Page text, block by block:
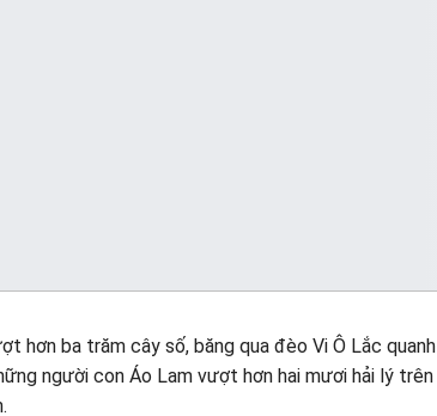
hơn ba trăm cây số, băng qua đèo Vi Ô Lắc quanh
người con Áo Lam vượt hơn hai mươi hải lý trên